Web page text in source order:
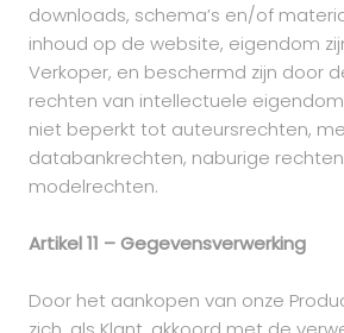
downloads, schema’s en/of
inhoud op de website, eigendom
Verkoper, en beschermd zijn door
rechten van intellectuele
niet beperkt tot auteursrechten,
databankrechten, naburige
modelrechten.
Artikel 11 – Gegevensverwerking
Door het aankopen van onze